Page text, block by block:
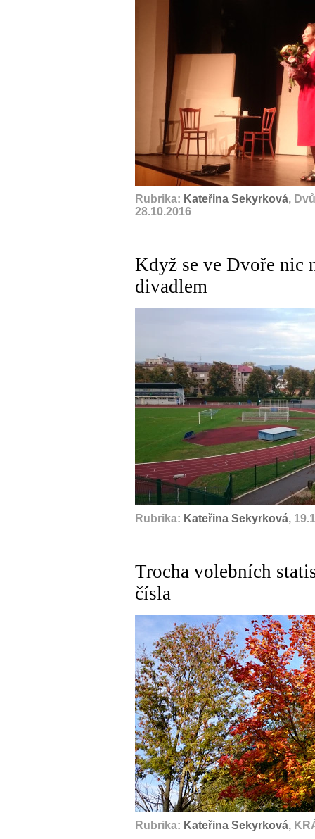
Rubrika: Kateřina Sekyrková,
28.10.2016
Když se ve Dvoře nic
divadlem
Rubrika: Kateřina Sekyrková,
Trocha volebních
čísla
Rubrika: Kateřina Sekyrková,